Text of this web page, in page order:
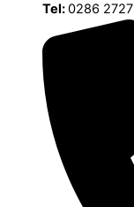
Tel:0286